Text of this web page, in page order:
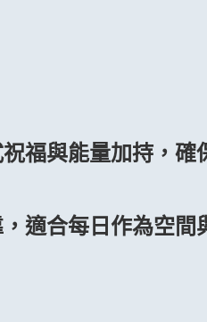
福與能量加持，確
適合每日作為空間